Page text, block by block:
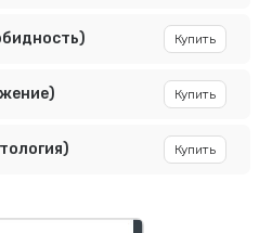
Купить
Купить
Купить